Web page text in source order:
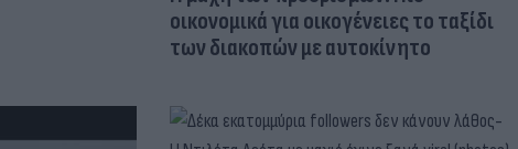
οικονομικά για οικογένειες το ταξίδι
των διακοπών με αυτοκίνητο